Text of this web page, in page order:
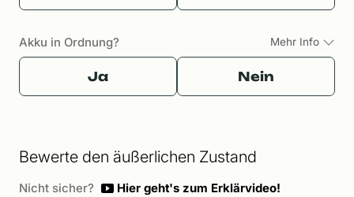
Akku in Ordnung? Mehr Info
Ja Nein
Bewerte den äußerlichen Zustand
Nicht sicher? Hier geht's zum Erklärvideo!